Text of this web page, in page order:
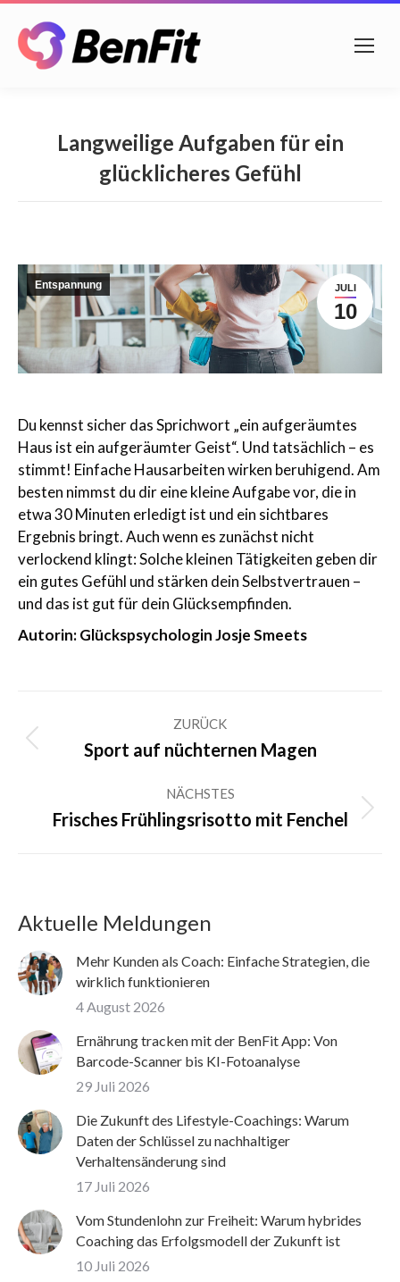
Langweilige Aufgaben für ein
glücklicheres Gefühl
JULI
10
Entspannung
Du kennst sicher das Sprichwort „ein aufgeräumtes
Haus ist ein aufgeräumter Geist“. Und tatsächlich – es
stimmt! Einfache Hausarbeiten wirken beruhigend. Am
besten nimmst du dir eine kleine Aufgabe vor, die in
etwa 30 Minuten erledigt ist und ein sichtbares
Ergebnis bringt. Auch wenn es zunächst nicht
verlockend klingt: Solche kleinen Tätigkeiten geben dir
ein gutes Gefühl und stärken dein Selbstvertrauen –
und das ist gut für dein Glücksempfinden.
Autorin: Glückspsychologin Josje Smeets
ZURÜCK
Vorheriger
Sport auf nüchternen Magen
NÄCHSTES
Nächster
Frisches Frühlingsrisotto mit Fenchel
Aktuelle Meldungen
Mehr Kunden als Coach: Einfache Strategien, die
wirklich funktionieren
4 August 2026
Ernährung tracken mit der BenFit App: Von
Barcode-Scanner bis KI-Fotoanalyse
29 Juli 2026
Die Zukunft des Lifestyle-Coachings: Warum
Daten der Schlüssel zu nachhaltiger
Verhaltensänderung sind
17 Juli 2026
Vom Stundenlohn zur Freiheit: Warum hybrides
Coaching das Erfolgsmodell der Zukunft ist
10 Juli 2026